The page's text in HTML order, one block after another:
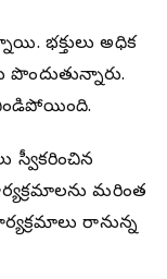
భక్తులు అధిక
మరింత
రానున్న